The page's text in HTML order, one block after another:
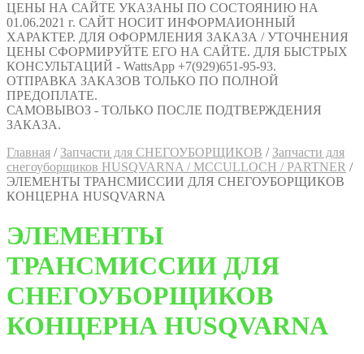
ЦЕНЫ НА САЙТЕ УКАЗАНЫ ПО СОСТОЯНИЮ НА
01.06.2021 г. САЙТ НОСИТ ИНФОРМАИОННЫЙ
ХАРАКТЕР. ДЛЯ ОФОРМЛЕНИЯ ЗАКАЗА / УТОЧНЕНИЯ
ЦЕНЫ СФОРМИРУЙТЕ ЕГО НА САЙТЕ. ДЛЯ БЫСТРЫХ
КОНСУЛЬТАЦИЙ - WattsApp +7(929)651-95-93.
ОТПРАВКА ЗАКАЗОВ ТОЛЬКО ПО ПОЛНОЙ
ПРЕДОПЛАТЕ.
САМОВЫВОЗ - ТОЛЬКО ПОСЛЕ ПОДТВЕРЖДЕНИЯ
ЗАКАЗА.
Главная / Запчасти для СНЕГОУБОРЩИКОВ / Запчасти для
снегоуборщиков HUSQVARNA / MCCULLOCH / PARTNER /
ЭЛЕМЕНТЫ ТРАНСМИССИИ ДЛЯ СНЕГОУБОРЩИКОВ
КОНЦЕРНА HUSQVARNA
ЭЛЕМЕНТЫ
ТРАНСМИССИИ ДЛЯ
СНЕГОУБОРЩИКОВ
КОНЦЕРНА HUSQVARNA